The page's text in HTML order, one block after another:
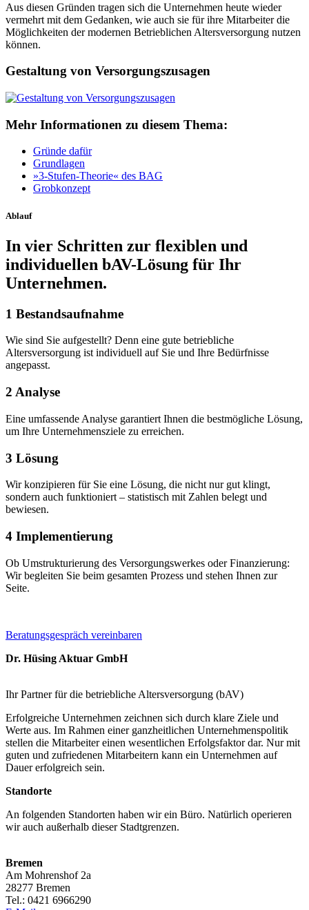
Aus diesen Gründen tragen sich die Unternehmen heute wieder
vermehrt mit dem Gedanken, wie auch sie für ihre Mitarbeiter die
Möglichkeiten der modernen Betrieblichen Altersversorgung nutzen
können.
Gestaltung von Versorgungszusagen
Mehr Informationen zu diesem Thema:
Gründe dafür
Grundlagen
»3-Stufen-Theorie« des BAG
Grobkonzept
Ablauf
In vier Schritten zur flexiblen und
individuellen bAV-Lösung für Ihr
Unternehmen.
1 Bestandsaufnahme
Wie sind Sie aufgestellt? Denn eine gute betriebliche
Altersversorgung ist individuell auf Sie und Ihre Bedürfnisse
angepasst.
2 Analyse
Eine umfassende Analyse garantiert Ihnen die bestmögliche Lösung,
um Ihre Unternehmensziele zu erreichen.
3 Lösung
Wir konzipieren für Sie eine Lösung, die nicht nur gut klingt,
sondern auch funktioniert – statistisch mit Zahlen belegt und
bewiesen.
4 Implementierung
Ob Umstrukturierung des Versorgungswerkes oder Finanzierung:
Wir begleiten Sie beim gesamten Prozess und stehen Ihnen zur
Seite.
Beratungsgespräch vereinbaren
Dr. Hüsing Aktuar GmbH
Ihr Partner für die betriebliche Altersversorgung (bAV)
Erfolgreiche Unternehmen zeichnen sich durch klare Ziele und
Werte aus. Im Rahmen einer ganzheitlichen Unternehmenspolitik
stellen die Mitarbeiter einen wesentlichen Erfolgsfaktor dar. Nur mit
guten und zufriedenen Mitarbeitern kann ein Unternehmen auf
Dauer erfolgreich sein.
Standorte
An folgenden Standorten haben wir ein Büro. Natürlich operieren
wir auch außerhalb dieser Stadtgrenzen.
Bremen
Am Mohrenshof 2a
28277 Bremen
Tel.: 0421 6966290